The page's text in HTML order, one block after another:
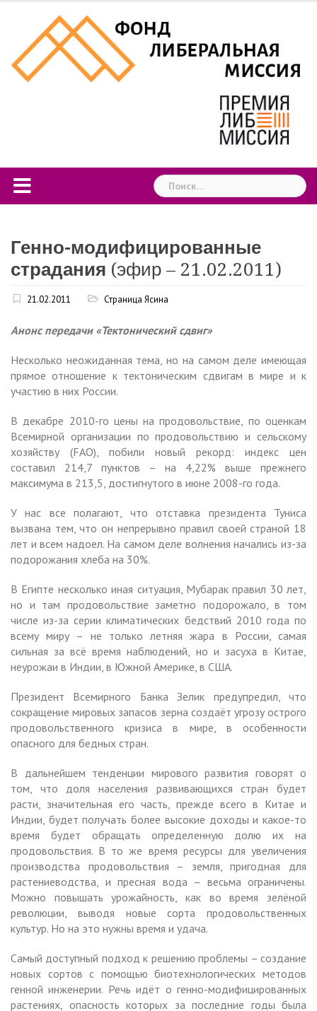
content
Найти:
Генно-модифицированные
страдания (эфир – 21.02.2011)
21.02.2011 Страница Ясина
Анонс передачи «Тектонический сдвиг»
Несколько неожиданная тема, но на самом деле имеющая
прямое отношение к тектоническим сдвигам в мире и к
участию в них России.
В декабре 2010-го цены на продовольствие, по оценкам
Всемирной организации по продовольствию и сельскому
хозяйству (FAO), побили новый рекорд: индекс цен
составил 214,7 пунктов – на 4,22% выше прежнего
максимума в 213,5, достигнутого в июне 2008-го года.
У нас все полагают, что отставка президента Туниса
вызвана тем, что он непрерывно правил своей страной 18
лет и всем надоел. На самом деле волнения начались из-за
подорожания хлеба на 30%.
В Египте несколько иная ситуация, Мубарак правил 30 лет,
но и там продовольствие заметно подорожало, в том
числе из-за серии климатических бедствий 2010 года по
всему миру – не только летняя жара в России, самая
сильная за всё время наблюдений, но и засуха в Китае,
неурожаи в Индии, в Южной Америке, в США.
Президент Всемирного Банка Зелик предупредил, что
сокращение мировых запасов зерна создаёт угрозу острого
продовольственного кризиса в мире, в особенности
опасного для бедных стран.
В дальнейшем тенденции мирового развития говорят о
том, что доля населения развивающихся стран будет
расти, значительная его часть, прежде всего в Китае и
Индии, будет получать более высокие доходы и какое-то
время будет обращать определенную долю их на
продовольствия. В то же время ресурсы для увеличения
производства продовольствия – земля, пригодная для
растениеводства, и пресная вода – весьма ограничены.
Можно повышать урожайность, как во время зелёной
революции, выводя новые сорта продовольственных
культур. Но на это нужны время и удача.
Самый доступный подход к решению проблемы – создание
новых сортов с помощью биотехнологических методов
генной инженерии. Речь идёт о генно-модифицированных
растениях, опасность которых за последние годы была